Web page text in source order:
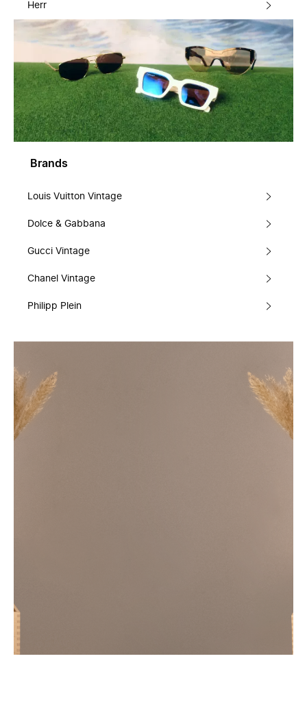
Herr
Brands
Louis Vuitton Vintage
Dolce & Gabbana
Gucci Vintage
Chanel Vintage
Philipp Plein